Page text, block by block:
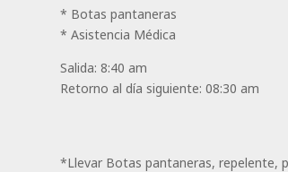
* Botas pantaneras
* Asistencia Médica
Salida: 8:40 am
Retorno al día siguiente: 08:30 am
*Llevar Botas pantaneras, repelente,